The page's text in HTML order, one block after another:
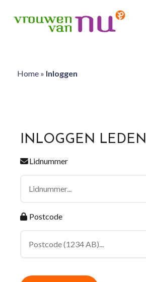
Home» Inloggen
INLOGGEN LEDEN
Lidnummer
Postcode